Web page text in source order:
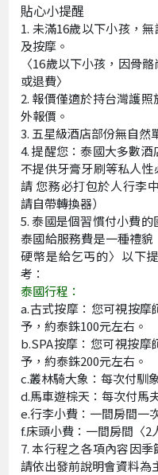
貼心小提醒
未滿16歲以下小孩，
及按摩。
〈16歲以下小孩，因骨
或退費〉
報價僅適於持台灣護
外報價。
五星級酒店部份無自然
提醒您：泰國大多數
不提供牙膏牙刷等私人性
請 您務必打包於人行李
請自帶轉換器）
泰國是個習慣付小費的
泰國給服務費是一種禮
硬幣是給乞丐的〉以下
考：
泰國行程：
a.古式按摩：您可視按
予，約泰銖100元左右。
b.SPA按摩：您可視按
予，約泰銖200元左右。
c.叢林騎大象：每次付馴
d.馬車遊棕天：每次付馬
e.行李小費：一間房間一
f.床頭小費：一間房間〈2
7. 本行程之各項內容因
請依出發前說明會資料為